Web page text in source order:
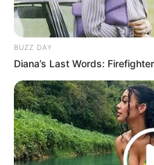
(2022).
BUZZ DAY
Diana’s Last Words: